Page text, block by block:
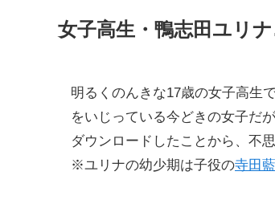
女子高生・ 鴨志田ユリナ
明るくのんきな17歳の女子高生
をいじっている今どきの女子だ
ダウンロードしたことから、不
※ユリナの幼少期は子役の寺田